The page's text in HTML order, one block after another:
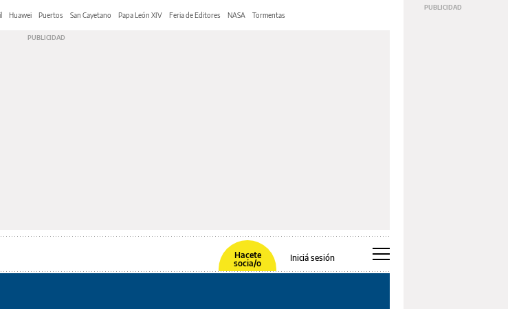
Huawei Puertos San Cayetano Papa León XIV Feria de Editores NASA Tormentas
Hacete
socia/o
Iniciá sesión